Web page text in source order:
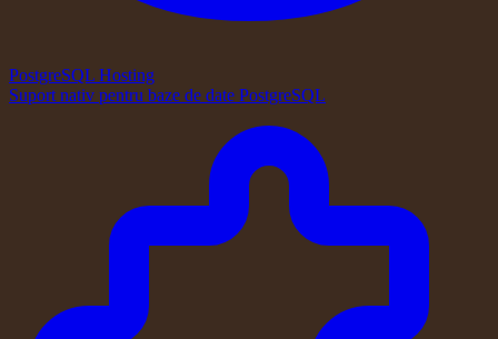
PostgreSQL Hosting
Suport nativ pentru baze de date PostgreSQL